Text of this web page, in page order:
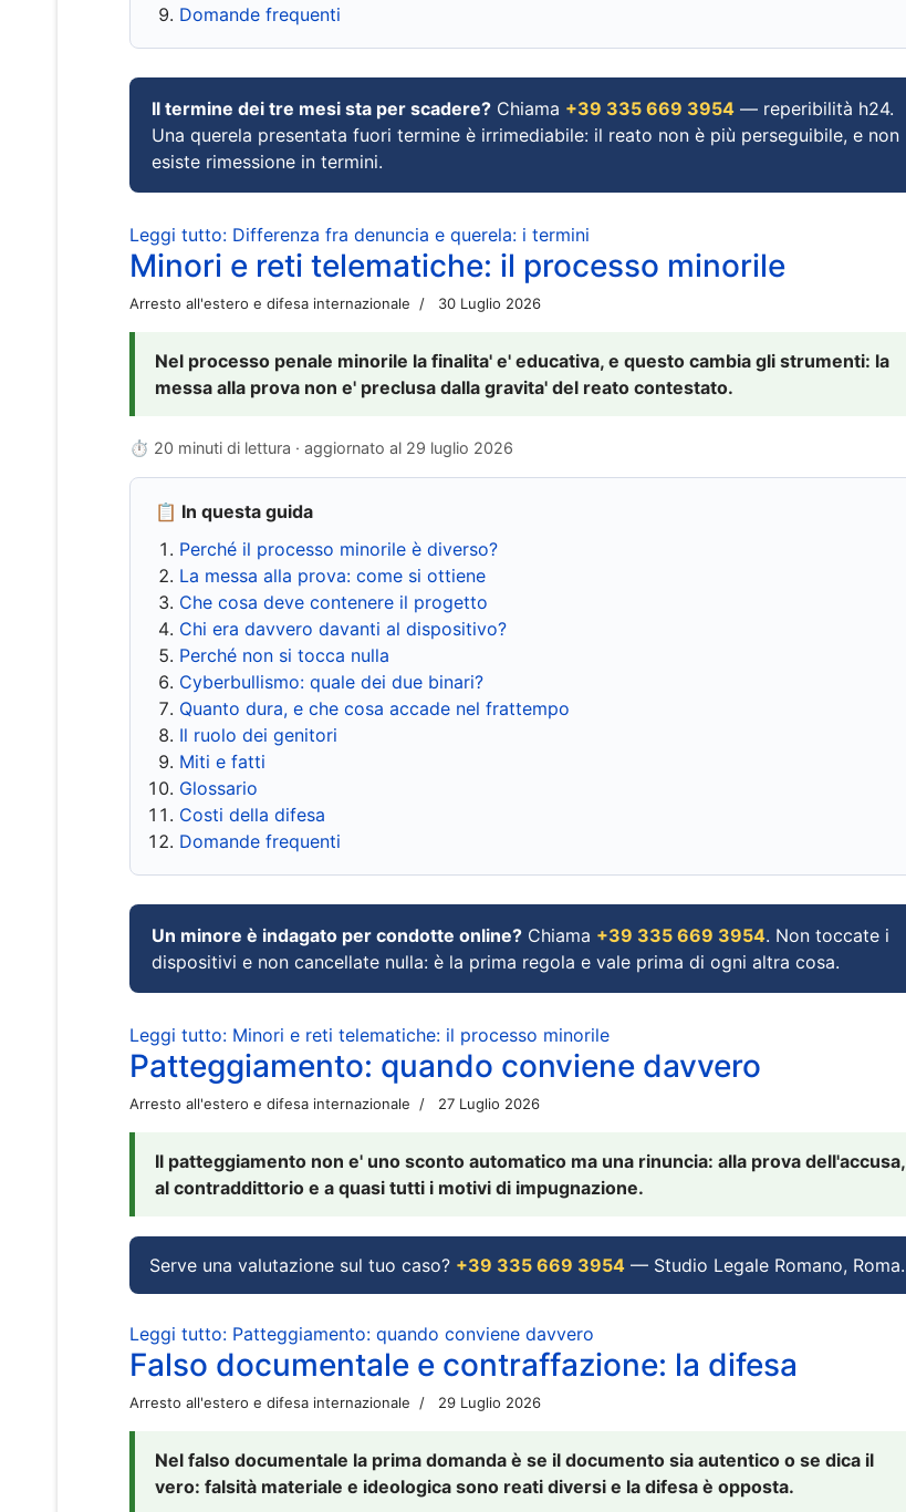
Domande frequenti
Il termine dei tre mesi sta per scadere? Chiama +39 335 669 3954 — reperibilità h24.
Una querela presentata fuori termine è irrimediabile: il reato non è più perseguibile, e non
esiste rimessione in termini.
Leggi tutto: Differenza fra denuncia e querela: i termini
Minori e reti telematiche: il processo minorile
Arresto all'estero e difesa internazionale 30 Luglio 2026
Nel processo penale minorile la finalita' e' educativa, e questo cambia gli strumenti: la
messa alla prova non e' preclusa dalla gravita' del reato contestato.
⏱ 20 minuti di lettura · aggiornato al 29 luglio 2026
📋 In questa guida
Perché il processo minorile è diverso?
La messa alla prova: come si ottiene
Che cosa deve contenere il progetto
Chi era davvero davanti al dispositivo?
Perché non si tocca nulla
Cyberbullismo: quale dei due binari?
Quanto dura, e che cosa accade nel frattempo
Il ruolo dei genitori
Miti e fatti
Glossario
Costi della difesa
Domande frequenti
Un minore è indagato per condotte online? Chiama +39 335 669 3954. Non toccate i
dispositivi e non cancellate nulla: è la prima regola e vale prima di ogni altra cosa.
Leggi tutto: Minori e reti telematiche: il processo minorile
Patteggiamento: quando conviene davvero
Arresto all'estero e difesa internazionale 27 Luglio 2026
Il patteggiamento non e' uno sconto automatico ma una rinuncia: alla prova dell'accusa,
al contraddittorio e a quasi tutti i motivi di impugnazione.
Serve una valutazione sul tuo caso? +39 335 669 3954 — Studio Legale Romano, Roma.
Leggi tutto: Patteggiamento: quando conviene davvero
Falso documentale e contraffazione: la difesa
Arresto all'estero e difesa internazionale 29 Luglio 2026
Nel falso documentale la prima domanda è se il documento sia autentico o se dica il
vero: falsità materiale e ideologica sono reati diversi e la difesa è opposta.